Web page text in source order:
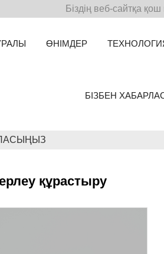
Біздің веб-сайтқа қош
ӨНІМДЕР
БІЗБЕН
құрастыру